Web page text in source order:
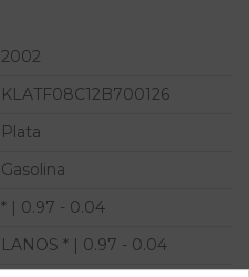
2002
KLATF08C12B700126
Plata
Gasolina
* | 0.97 - 0.04
LANOS * | 0.97 - 0.04